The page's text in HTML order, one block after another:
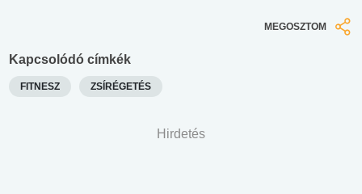
MEGOSZTOM
Kapcsolódó címkék
FITNESZ ZSÍRÉGETÉS
Hirdetés